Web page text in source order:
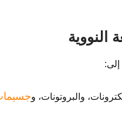
إلى:
والبروتونات، و